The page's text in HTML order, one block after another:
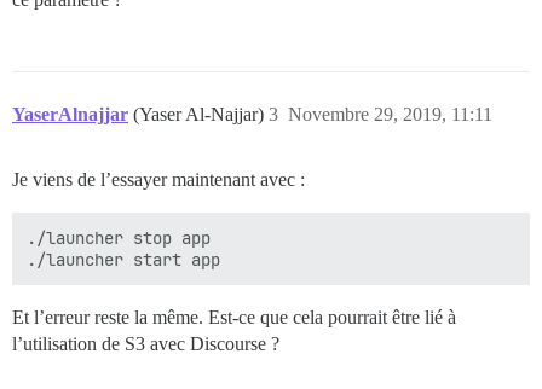
YaserAlnajjar (Yaser Al-Najjar) Novembre 29, 2019, 11:11
3
Je viens de l’essayer maintenant avec :
./launcher stop app
Et l’erreur reste la même. Est-ce que cela pourrait être lié à
l’utilisation de S3 avec Discourse ?